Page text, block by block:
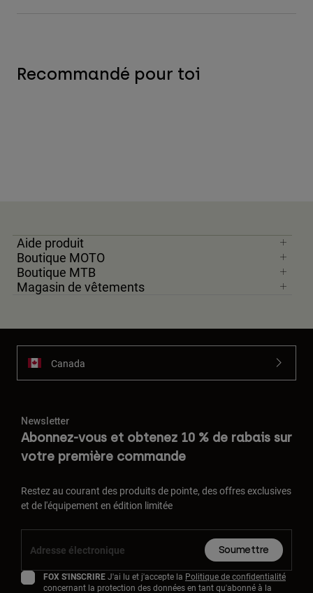
Recommandé pour toi
Aide produit
Boutique MOTO
Boutique MTB
Magasin de vêtements
Canada
Newsletter
Abonnez-vous et obtenez 10 % de rabais sur
votre première commande
Restez au courant des produits de pointe, des offres exclusives
et de l'équipement en édition limitée
Soumettre
FOX S'INSCRIREJ'ai lu et j'accepte la Politique de confidentialité
concernant la protection des données en tant qu'abonné à la